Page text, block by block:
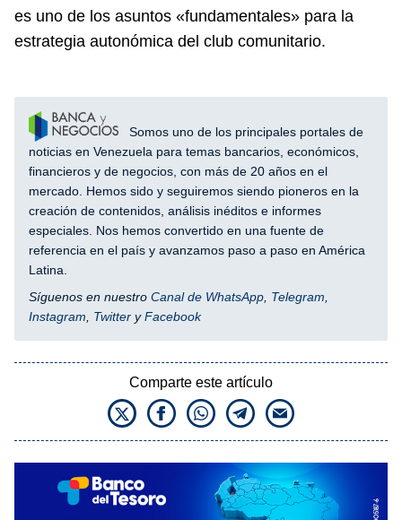
es uno de los asuntos «fundamentales» para la
estrategia autonómica del club comunitario.
Somos uno de los principales portales de
noticias en Venezuela para temas bancarios, económicos,
financieros y de negocios, con más de 20 años en el
mercado. Hemos sido y seguiremos siendo pioneros en la
creación de contenidos, análisis inéditos e informes
especiales. Nos hemos convertido en una fuente de
referencia en el país y avanzamos paso a paso en América
Latina.
Síguenos en nuestro Canal de WhatsApp Telegram
Instagram
Twitter yFacebook
Comparte este artículo